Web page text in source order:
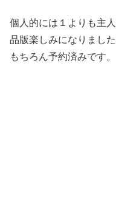
個人的には１よりも主
品版楽しみになりました
もちろん予約済みです。